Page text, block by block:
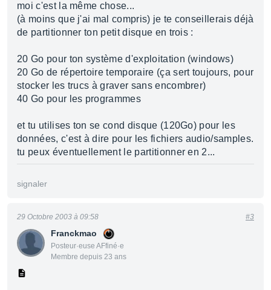
moi c'est la même chose...
(à moins que j'ai mal compris) je te conseillerais déjà
de partitionner ton petit disque en trois :
20 Go pour ton système d'exploitation (windows)
20 Go de répertoire temporaire (ça sert toujours, pour
stocker les trucs à graver sans encombrer)
40 Go pour les programmes
et tu utilises ton se cond disque (120Go) pour les
données, c'est à dire pour les fichiers audio/samples.
tu peux éventuellement le partitionner en 2...
signaler
Franckmao
Posteur·euse AFfiné·e
Membre depuis 23 ans
29 Octobre 2003 à 09:58 #3